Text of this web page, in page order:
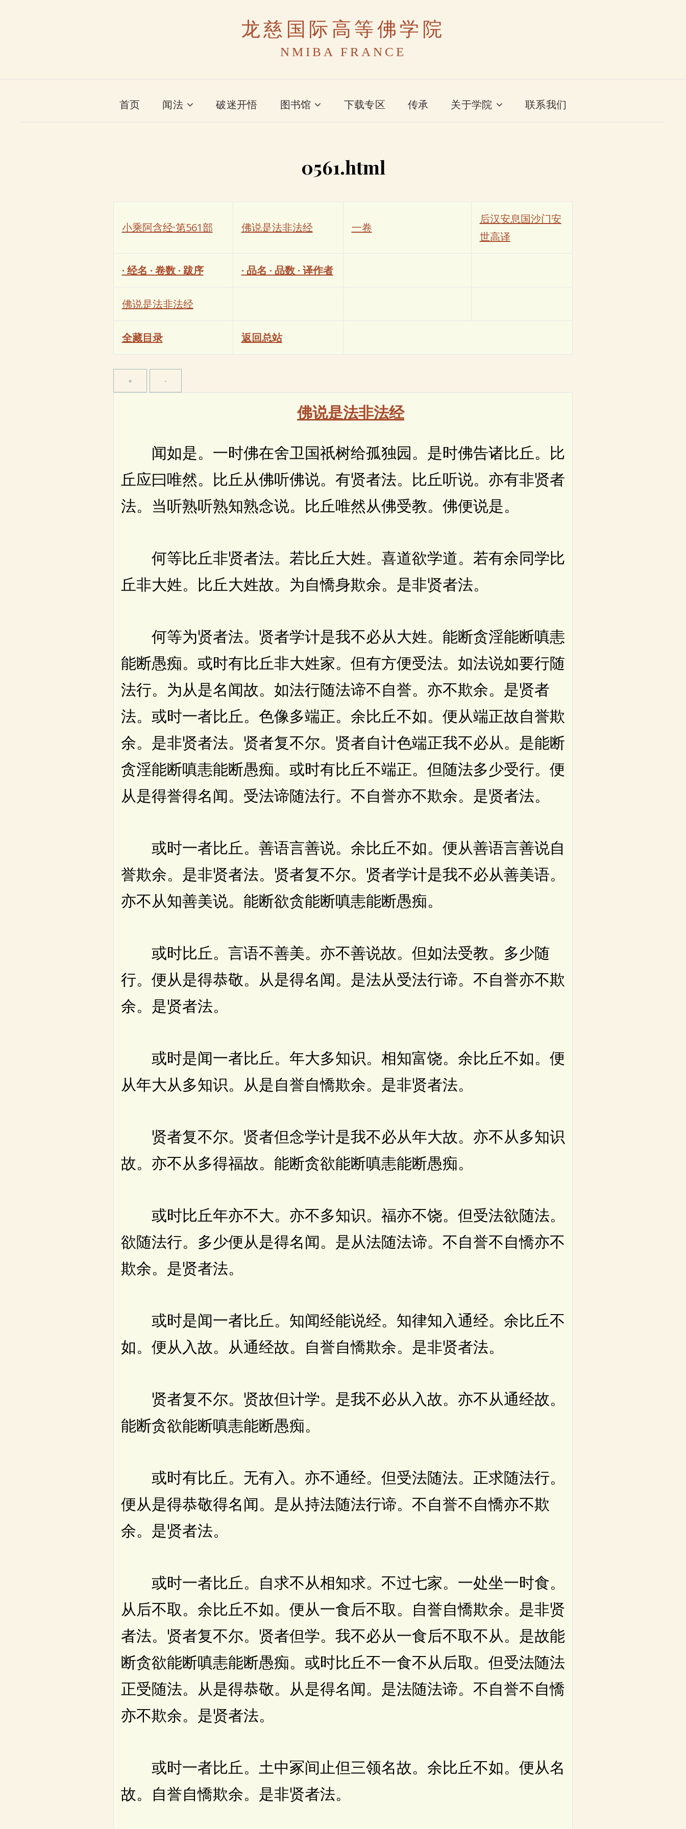
龙慈国际高等佛学院
NMIBA FRANCE
首页 闻法 破迷开悟 图书馆 下载专区 传承 关于学院 联系我们
0561.html
小乘阿含经·第561部 佛说是法非法经 一卷
后汉安息国沙门安
世高译
· 经名 · 卷数 · 跋序 · 品名 · 品数 · 译作者
佛说是法非法经
全藏目录 返回总站
佛说是法非法经
闻如是。一时佛在舍卫国祇树给孤独园。是时佛告诸比丘。比
丘应曰唯然。比丘从佛听佛说。有贤者法。比丘听说。亦有非贤者
法。当听熟听熟知熟念说。比丘唯然从佛受教。佛便说是。
何等比丘非贤者法。若比丘大姓。喜道欲学道。若有余同学比
丘非大姓。比丘大姓故。为自憍身欺余。是非贤者法。
何等为贤者法。贤者学计是我不必从大姓。能断贪淫能断嗔恚
能断愚痴。或时有比丘非大姓家。但有方便受法。如法说如要行随
法行。为从是名闻故。如法行随法谛不自誉。亦不欺余。是贤者
法。或时一者比丘。色像多端正。余比丘不如。便从端正故自誉欺
余。是非贤者法。贤者复不尔。贤者自计色端正我不必从。是能断
贪淫能断嗔恚能断愚痴。或时有比丘不端正。但随法多少受行。便
从是得誉得名闻。受法谛随法行。不自誉亦不欺余。是贤者法。
或时一者比丘。善语言善说。余比丘不如。便从善语言善说自
誉欺余。是非贤者法。贤者复不尔。贤者学计是我不必从善美语。
亦不从知善美说。能断欲贪能断嗔恚能断愚痴。
或时比丘。言语不善美。亦不善说故。但如法受教。多少随
行。便从是得恭敬。从是得名闻。是法从受法行谛。不自誉亦不欺
余。是贤者法。
或时是闻一者比丘。年大多知识。相知富饶。余比丘不如。便
从年大从多知识。从是自誉自憍欺余。是非贤者法。
贤者复不尔。贤者但念学计是我不必从年大故。亦不从多知识
故。亦不从多得福故。能断贪欲能断嗔恚能断愚痴。
或时比丘年亦不大。亦不多知识。福亦不饶。但受法欲随法。
欲随法行。多少便从是得名闻。是从法随法谛。不自誉不自憍亦不
欺余。是贤者法。
或时是闻一者比丘。知闻经能说经。知律知入通经。余比丘不
如。便从入故。从通经故。自誉自憍欺余。是非贤者法。
贤者复不尔。贤故但计学。是我不必从入故。亦不从通经故。
能断贪欲能断嗔恚能断愚痴。
或时有比丘。无有入。亦不通经。但受法随法。正求随法行。
便从是得恭敬得名闻。是从持法随法行谛。不自誉不自憍亦不欺
余。是贤者法。
或时一者比丘。自求不从相知求。不过七家。一处坐一时食。
从后不取。余比丘不如。便从一食后不取。自誉自憍欺余。是非贤
者法。贤者复不尔。贤者但学。我不必从一食后不取不从。是故能
断贪欲能断嗔恚能断愚痴。或时比丘不一食不从后取。但受法随法
正受随法。从是得恭敬。从是得名闻。是法随法谛。不自誉不自憍
亦不欺余。是贤者法。
或时一者比丘。土中冢间止但三领名故。余比丘不如。便从名
故。自誉自憍欺余。是非贤者法。